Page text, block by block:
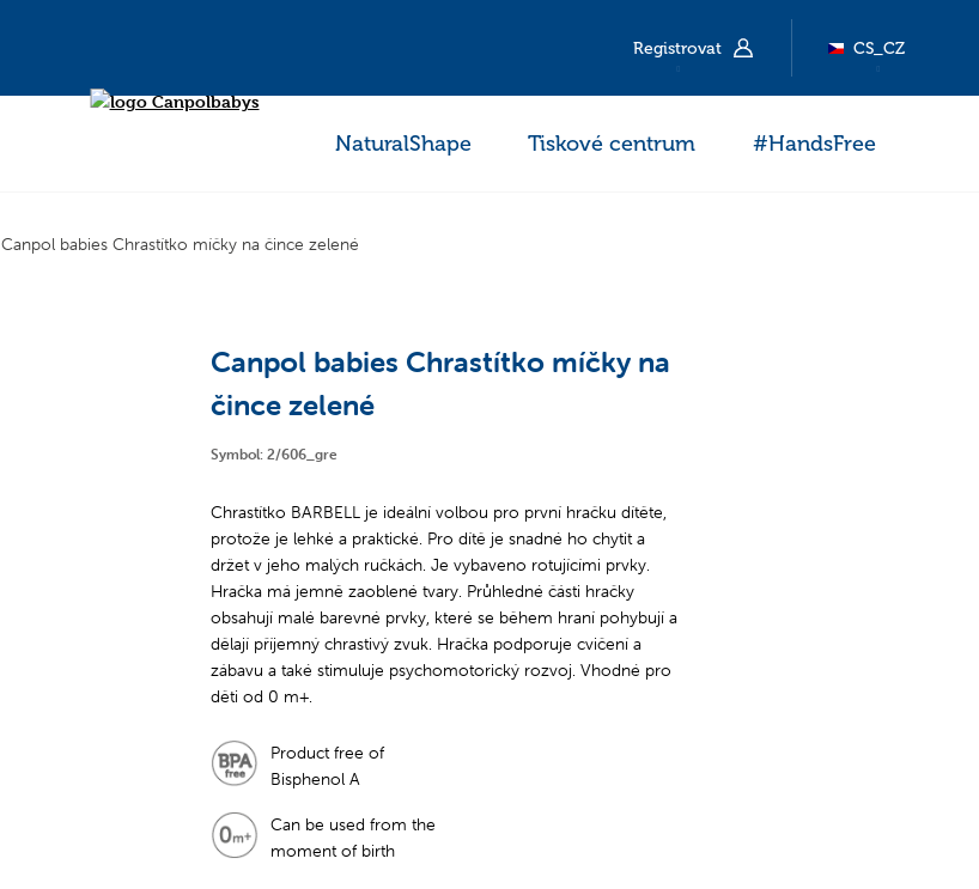
Registrovat CS_CZ
NaturalShape Tiskové centrum #HandsFree
Canpol babies Chrastítko míčky na čince zelené
Canpol babies Chrastítko míčky na
čince zelené
Symbol: 2/606_gre
Chrastítko BARBELL je ideální volbou pro první hračku dítěte,
protože je lehké a praktické. Pro dítě je snadné ho chytit a
držet v jeho malých ručkách. Je vybaveno rotujícími prvky.
Hračka má jemně zaoblené tvary. Průhledné části hračky
obsahují malé barevné prvky, které se během hraní pohybují a
dělají příjemný chrastivý zvuk. Hračka podporuje cvičení a
zábavu a také stimuluje psychomotorický rozvoj. Vhodné pro
děti od 0 m+.
Product free of
Bisphenol A
Can be used from the
moment of birth